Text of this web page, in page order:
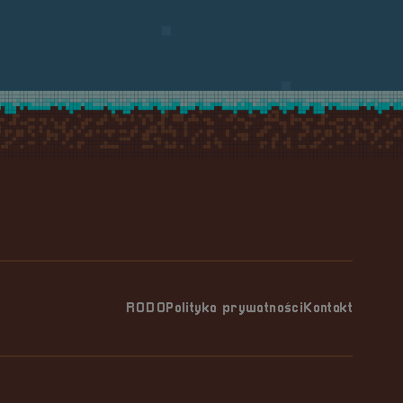
RODO Polityka prywatności Kontakt